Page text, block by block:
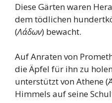
Diese Gärten waren
dem tödlichen
(Λάδων) bewacht.
Auf Anraten von
die Äpfel für ihn zu
unterstützt von Athene (
Himmels auf seine